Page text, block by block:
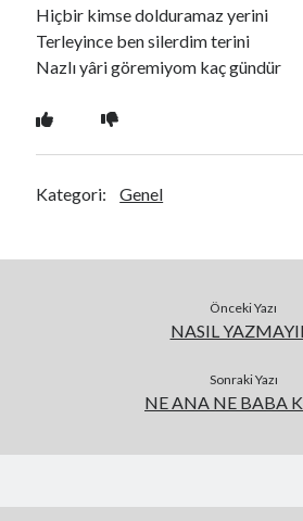
Hiçbir kimse dolduramaz yerini
Terleyince ben silerdim terini
Nazlı yâri göremiyom kaç gündür
Kategori: Genel
Önceki Yazı
NASIL
Sonraki Yazı
NE ANA NE BABA